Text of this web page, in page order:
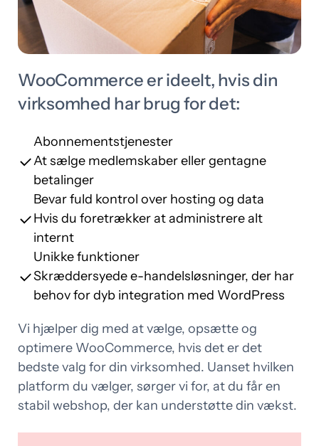
WooCommerce er ideelt, hvis din
virksomhed har brug for det:
Abonnementstjenester
At sælge medlemskaber eller gentagne
betalinger
Bevar fuld kontrol over hosting og data
Hvis du foretrækker at administrere alt
internt
Unikke funktioner
Skræddersyede e-handelsløsninger, der har
behov for dyb integration med WordPress
Vi hjælper dig med at vælge, opsætte og
optimere WooCommerce, hvis det er det
bedste valg for din virksomhed. Uanset hvilken
platform du vælger, sørger vi for, at du får en
stabil webshop, der kan understøtte din vækst.